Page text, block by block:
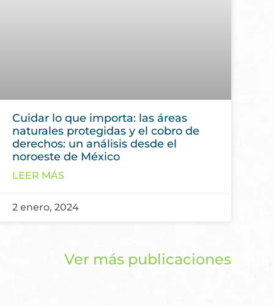
Cuidar lo que importa: las áreas
naturales protegidas y el cobro de
derechos: un análisis desde el
noroeste de México
LEER MÁS
2 enero, 2024
Ver más publicaciones